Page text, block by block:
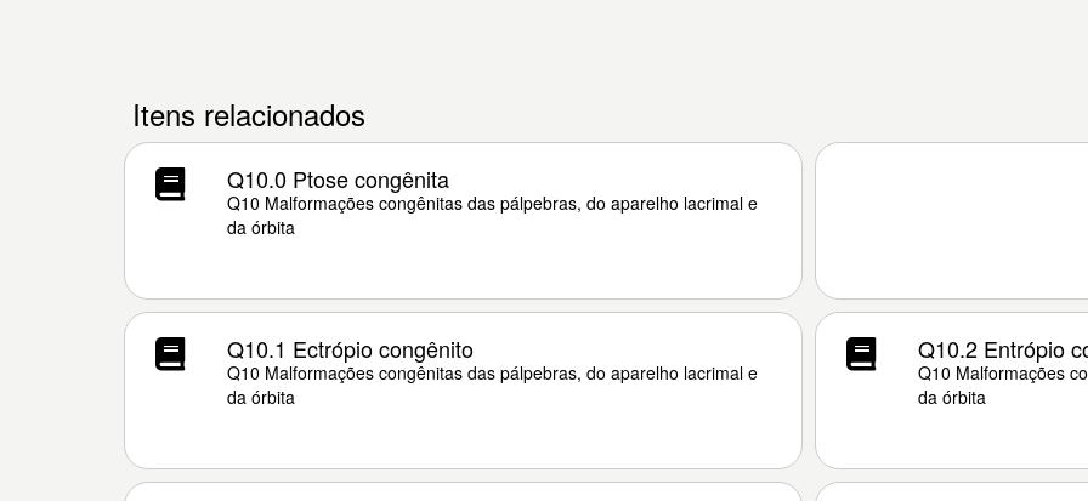
Itens relacionados
Q10.0 Ptose congênita
Q10 Malformações congênitas das pálpebras, do aparelho lacrimal e
da órbita
Q10.1 Ectrópio congênito
Q10 Malformações congênitas das pálpebras, do aparelho lacrimal e
da órbita
Q10.2 Entrópio
Q10 Malformações
da órbita